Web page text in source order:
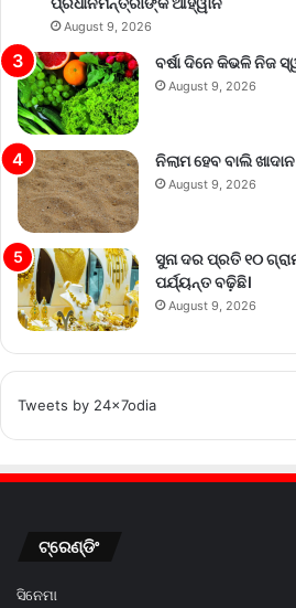
August 9, 2026
ବର୍ଷା ଦିନେ କିଭଳି ନିଜ
August 9, 2026
ନିଲାମ ହେବ ବାଲି
August 9, 2026
ସୁନା ଦର ପ୍ରତି ୧୦
ପର୍ଯ୍ୟନ୍ତ ବଢ଼ିଛି।
August 9, 2026
Tweets by 24x7odia
ଟ୍ରେଣ୍ଡିଂ
ସିନେମା